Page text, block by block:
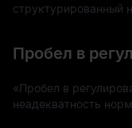
структурированный
и внедрения
Пробел в
«Пробел в
неадекватность